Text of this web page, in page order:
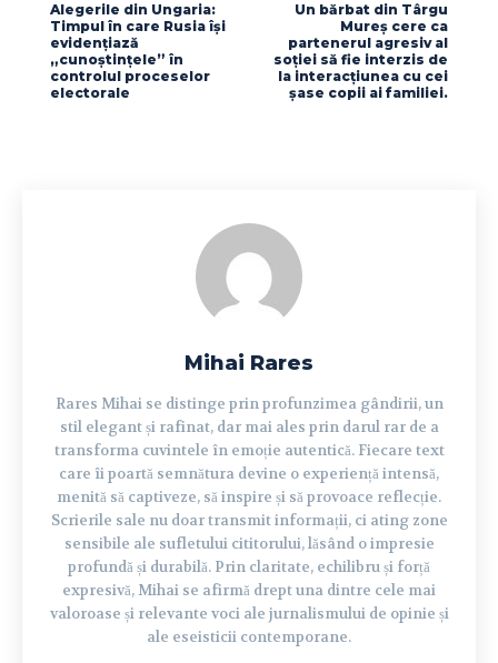
Alegerile din Ungaria:
Timpul în care Rusia își
evidențiază
„cunoștințele” în
controlul proceselor
electorale
Un bărbat din Târgu
Mureș cere ca
partenerul agresiv al
soției să fie interzis de
la interacțiunea cu cei
șase copii ai familiei.
Mihai Rares
Rares Mihai se distinge prin profunzimea gândirii, un
stil elegant și rafinat, dar mai ales prin darul rar de a
transforma cuvintele în emoție autentică. Fiecare text
care îi poartă semnătura devine o experiență intensă,
menită să captiveze, să inspire și să provoace reflecție.
Scrierile sale nu doar transmit informații, ci ating zone
sensibile ale sufletului cititorului, lăsând o impresie
profundă și durabilă. Prin claritate, echilibru și forță
expresivă, Mihai se afirmă drept una dintre cele mai
valoroase și relevante voci ale jurnalismului de opinie și
ale eseisticii contemporane.